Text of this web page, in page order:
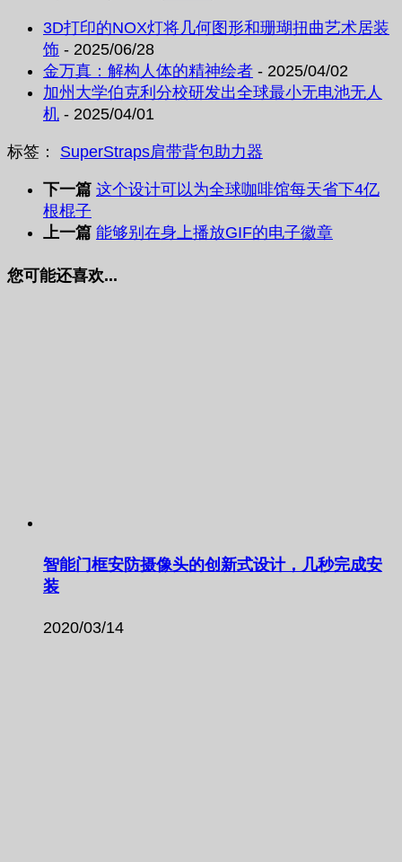
3D打印的NOX灯将几何图形和珊瑚扭曲艺术居装
饰 - 2025/06/28
金万真：解构人体的精神绘者 - 2025/04/02
加州大学伯克利分校研发出全球最小无电池无人
机 - 2025/04/01
标签： SuperStraps肩带背包助力器
下一篇 这个设计可以为全球咖啡馆每天省下4亿
根棍子
上一篇 能够别在身上播放GIF的电子徽章
您可能还喜欢...
智能门框安防摄像头的创新式设计，几秒完成安
装
2020/03/14